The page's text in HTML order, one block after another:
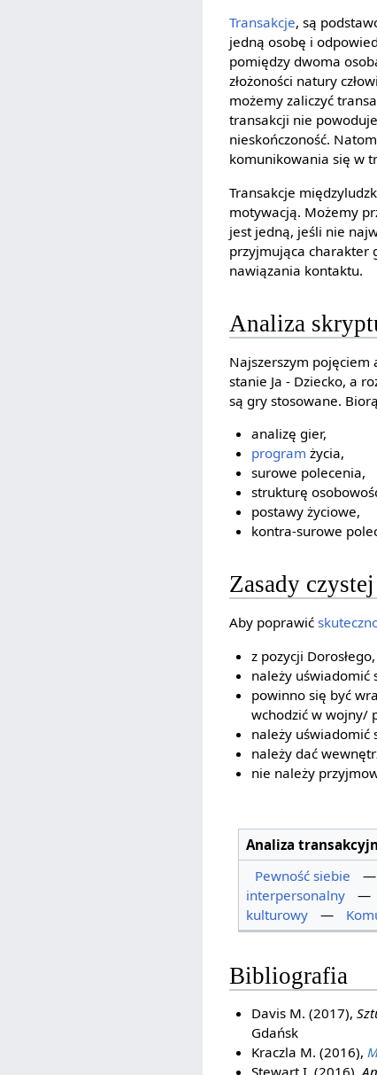
Transakcje, są
jedną osobę i
pomiędzy dwoma
złożoności natury
możemy zaliczyć
transakcji nie
nieskończoność.
komunikowania się w
Transakcje
motywacją. Możemy
jest jedną, jeśli nie
przyjmująca charakter
nawiązania kontaktu.
Analiza
Najszerszym pojęciem
stanie Ja - Dziecko, a
są gry stosowane.
analizę gier,
program życia,
surowe polecenia,
strukturę
postawy życiowe,
kontra-surowe
Zasady
Aby poprawić
z pozycji
należy uświadomić
powinno się być
wchodzić w wojny/
należy uświadomić
należy dać
nie należy
Analiza
Pewność siebie
—
interpersonalny
—
kulturowy
—
Bibliografia
Davis M. (2017),
Gdańsk
Kraczla M. (2016),
Stewart I. (2016),